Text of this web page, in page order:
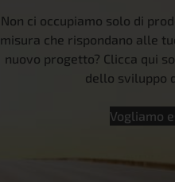
Non ci occupiamo solo di
misura che rispondano alle
nuovo progetto? Clicca qui
dello sviluppo
Vogliamo